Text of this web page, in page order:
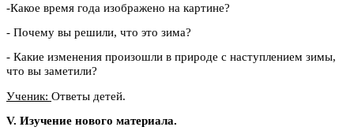
-Какое время года изображено на картине?
- Почему вы решили, что это зима?
- Какие изменения произошли в природе с наступлением зимы,
что вы заметили?
Ученик: Ответы детей.
V. Изучение нового материала.